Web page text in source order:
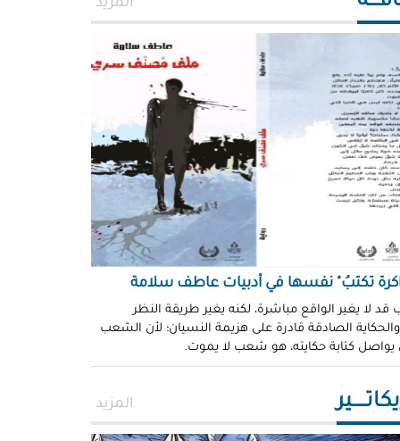
المزيد
تكتبُ" نفسها في أدبيات عاطف سلامة
قد لا يغير الواقع مباشرة، لكنه يغير طريقة النظر
والحكاية الصادقة قادرة على هزيمة النسيان؛ لأن الشعب
يواصل كتابة حكايته، هو شعب لا يموت.
المزيد